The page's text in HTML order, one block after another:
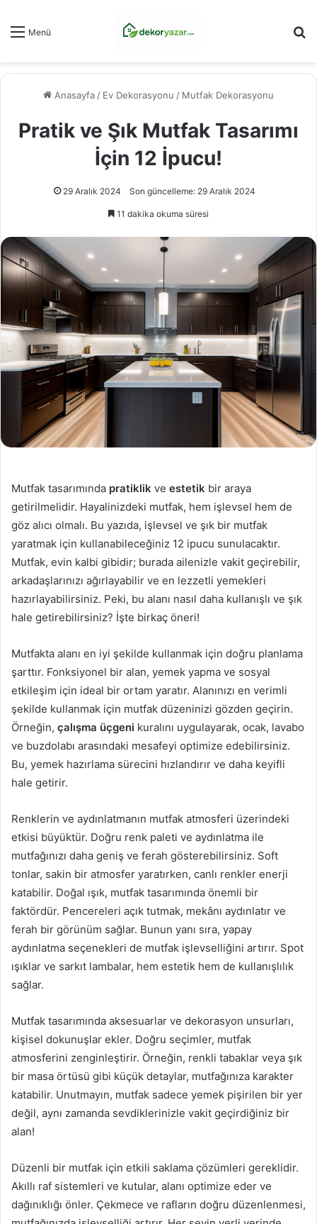
Menü
Anasayfa / Ev Dekorasyonu / Mutfak Dekorasyonu
Pratik ve Şık Mutfak Tasarımı
İçin 12 İpucu!
29 Aralık 2024 Son güncelleme: 29 Aralık 2024
11 dakika okuma süresi
Mutfak tasarımında pratiklik ve estetik bir araya
getirilmelidir. Hayalinizdeki mutfak, hem işlevsel hem de
göz alıcı olmalı. Bu yazıda, işlevsel ve şık bir mutfak
yaratmak için kullanabileceğiniz 12 ipucu sunulacaktır.
Mutfak, evin kalbi gibidir; burada ailenizle vakit geçirebilir,
arkadaşlarınızı ağırlayabilir ve en lezzetli yemekleri
hazırlayabilirsiniz. Peki, bu alanı nasıl daha kullanışlı ve şık
hale getirebilirsiniz? İşte birkaç öneri!
Mutfakta alanı en iyi şekilde kullanmak için doğru planlama
şarttır. Fonksiyonel bir alan, yemek yapma ve sosyal
etkileşim için ideal bir ortam yaratır. Alanınızı en verimli
şekilde kullanmak için mutfak düzeninizi gözden geçirin.
Örneğin, çalışma üçgeni kuralını uygulayarak, ocak, lavabo
ve buzdolabı arasındaki mesafeyi optimize edebilirsiniz.
Bu, yemek hazırlama sürecini hızlandırır ve daha keyifli
hale getirir.
Renklerin ve aydınlatmanın mutfak atmosferi üzerindeki
etkisi büyüktür. Doğru renk paleti ve aydınlatma ile
mutfağınızı daha geniş ve ferah gösterebilirsiniz. Soft
tonlar, sakin bir atmosfer yaratırken, canlı renkler enerji
katabilir. Doğal ışık, mutfak tasarımında önemli bir
faktördür. Pencereleri açık tutmak, mekânı aydınlatır ve
ferah bir görünüm sağlar. Bunun yanı sıra, yapay
aydınlatma seçenekleri de mutfak işlevselliğini artırır. Spot
ışıklar ve sarkıt lambalar, hem estetik hem de kullanışlılık
sağlar.
Mutfak tasarımında aksesuarlar ve dekorasyon unsurları,
kişisel dokunuşlar ekler. Doğru seçimler, mutfak
atmosferini zenginleştirir. Örneğin, renkli tabaklar veya şık
bir masa örtüsü gibi küçük detaylar, mutfağınıza karakter
katabilir. Unutmayın, mutfak sadece yemek pişirilen bir yer
değil, aynı zamanda sevdiklerinizle vakit geçirdiğiniz bir
alan!
Düzenli bir mutfak için etkili saklama çözümleri gereklidir.
Akıllı raf sistemleri ve kutular, alanı optimize eder ve
dağınıklığı önler. Çekmece ve rafların doğru düzenlenmesi,